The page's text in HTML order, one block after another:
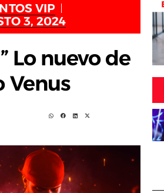
VIP
3, 2024
Lo nuevo de
Venus